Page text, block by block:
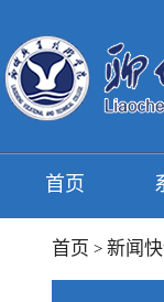
首页
首页 > 新闻